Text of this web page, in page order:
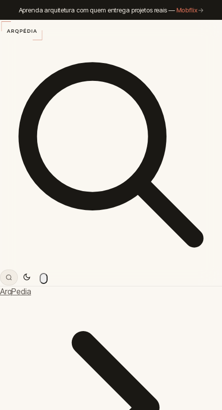
Aprenda arquitetura com quem entrega projetos reais —Mobflix→
ArqPedia